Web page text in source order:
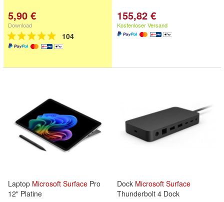
5,90 €
Download
104
155,82 €
Kostenloser Versand
Laptop Microsoft Surface Pro
12" Platine
Dock Microsoft Surface
Thunderbolt 4 Dock